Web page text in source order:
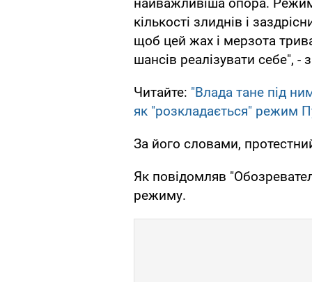
найважливіша опора.
кількості злиднів і
щоб цей жах і мерзота
шансів реалізувати себе",
Читайте: "Влада тане під
як "розкладається" режим
За його словами,
Як повідомляв
режиму.